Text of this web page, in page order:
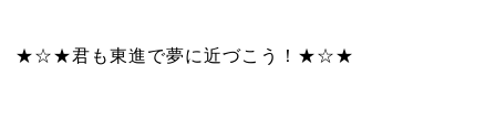
★☆★君も東進で夢に近づこう！★☆★